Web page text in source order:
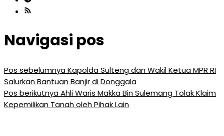
Navigasi pos
Pos sebelumnyaKapolda Sulteng dan Wakil Ketua MPR RI
Salurkan Bantuan Banjir di Donggala
Pos berikutnyaAhli Waris Makka Bin Sulemang Tolak Klaim
Kepemilikan Tanah oleh Pihak Lain